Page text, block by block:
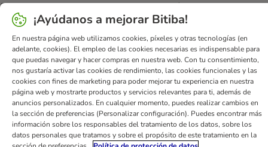
Condiciones comerciales generales
Declaración de accesibilidad
Newsletter
Gastos de envío y plazos de entrega
Formas de pago
Formulario de desistimiento
Programa de fidelización
App bitiba
Programa de afiliados
Gestión de residuos
bitiba GmbH2026
¡Ayúdanos a mejorar Bitiba!
En nuestra página web utilizamos cookies, píxeles y otras tecnologías (en
adelante, cookies). El empleo de las cookies necesarias es indispensable para
que puedas navegar y hacer compras en nuestra web. Con tu consentimiento,
nos gustaría activar las cookies de rendimiento, las cookies funcionales y las
cookies con fines de marketing para poder mejorar tu experiencia en nuestra
página web y mostrarte productos y servicios relevantes para ti, además de
anuncios personalizados. En cualquier momento, puedes realizar cambios en
la sección de preferencias (Personalizar configuración). Puedes encontrar más
información sobre los responsables del tratamiento de los datos, sobre los
datos personales que tratamos y sobre el propósito de este tratamiento en la